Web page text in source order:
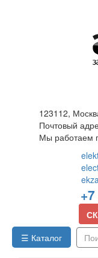
123112,
Почтовый
Мы работаем
☰ Каталог